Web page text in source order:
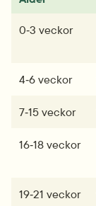
0‑3 veckor
4‑6 veckor
7‑15 veckor
16‑18 veckor
19‑21 veckor